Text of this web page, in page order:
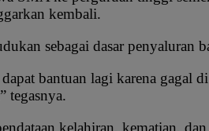
kembali.
sebagai dasar penyaluran
bantuan lagi karena gagal
tegasnya.